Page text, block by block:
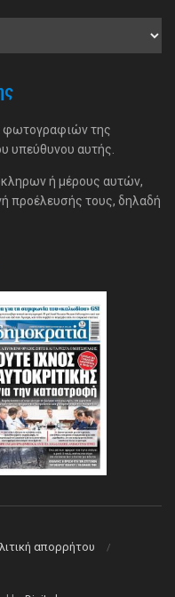
φωτογραφιών της
υπεύθυνου αυτής.
ή μέρους αυτών,
προέλευσής τους, δηλαδή
απορρήτου